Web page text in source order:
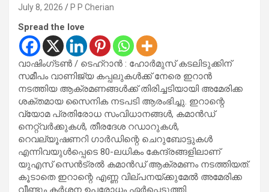
July 8, 2026 P P Cherian
Spread the love
വാഷിംഗ്ടൺ / ടെഹ്റാൻ : ഹോർമുസ് കടലിടുക്കിന്
സമീപം വാണിജ്യ കപ്പലുകൾക്ക് നേരെ ഇറാൻ
നടത്തിയ ആക്രമണങ്ങൾക്ക് തിരിച്ചടിയായി അമേരിക്ക
ശക്തമായ സൈനിക നടപടി ആരംഭിച്ചു. ഇറാന്റെ
വ്യോമ പ്രതിരോധ സംവിധാനങ്ങൾ, കമാൻഡ്
നെറ്റ്‌വർക്കുകൾ, തീരദേശ റഡാറുകൾ,
റെവല്യൂഷണറി ഗാർഡിന്റെ ചെറുബോട്ടുകൾ
എന്നിവയുൾപ്പെടെ 80-ലധികം കേന്ദ്രങ്ങളിലാണ്
യുഎസ് സെൻട്രൽ കമാൻഡ് ആക്രമണം നടത്തിയത്.
കൂടാതെ ഇറാന്റെ എണ്ണ വില്പനയ്ക്കുമേൽ അമേരിക്ക
വീണ്ടും കർശന ഉപരോധം ഏർപ്പെടുത്തി.